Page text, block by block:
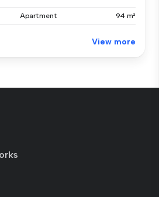
Apartment 94 m²
View more